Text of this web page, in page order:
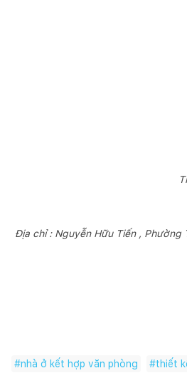
Địa chỉ : Nguyễn Hữu Tiến , Phường
#nhà ở kết hợp văn phòng #thiết